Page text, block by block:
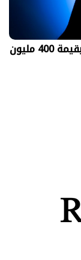
واشنطن تقترب من تسوية مع «تيك توك» بقيمة 400 مليون